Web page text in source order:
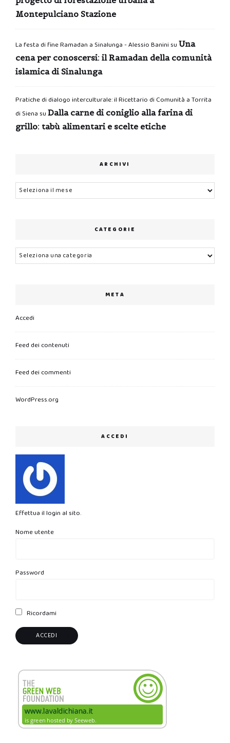
Montepulciano Stazione
La festa di fine Ramadan a Sinalunga - Alessio Banini su Una
cena per conoscersi: il Ramadan della comunità
islamica di Sinalunga
Pratiche di dialogo interculturale: il Ricettario di Comunità a Torrita
di Siena su Dalla carne di coniglio alla farina di
grillo: tabù alimentari e scelte etiche
ARCHIVI
Archivi
CATEGORIE
Categorie
META
Accedi
Feed dei contenuti
Feed dei commenti
WordPress.org
ACCEDI
Effettua il login al sito.
Nome utente
Password
Ricordami